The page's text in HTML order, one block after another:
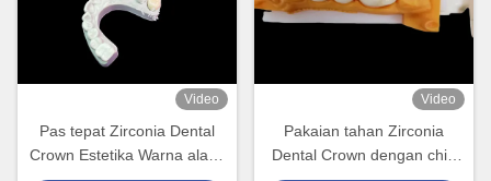
Video
Pas tepat Zirconia Dental
Crown Estetika Warna alami
Video
Pakaian tahan Zirconia
Dental Crown dengan chip